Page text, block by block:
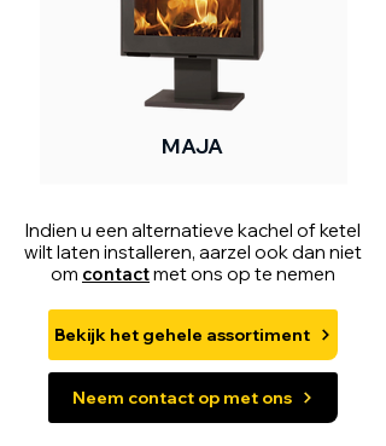
MAJA
Indien u een alternatieve kachel of ketel
wilt laten installeren, aarzel ook dan niet
om contactmet ons op te nemen
Bekijk het gehele assortiment
Neem contact op met ons